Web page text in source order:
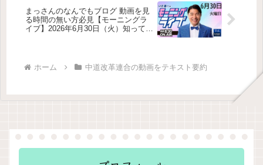
の他の報告
/ 政治ニュース / 生配信 / 中道動画 】
をテキスト要約
まっさんのなんでもブログ 動画を見
る時間の無い方必見【モーニングラ
イブ】2026年6月30日（火）知ってほ
をテキスト要約
ホーム 中道改革連合の動画をテキスト要約